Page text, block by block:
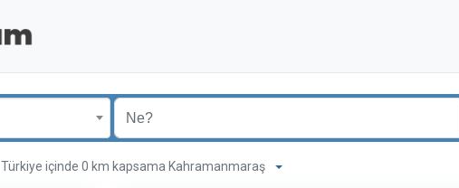
Türkiye içinde 0 km kapsama Kahramanmaraş